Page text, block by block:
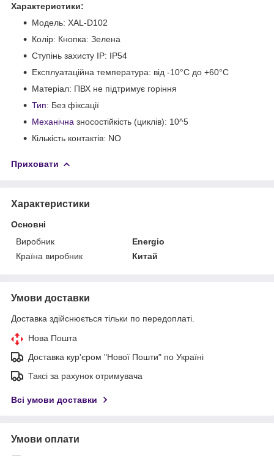
Характеристики:
Модель: XAL-D102
Колір: Кнопка: Зелена
Ступінь захисту IP: IP54
Експлуатаційна температура: від -10°C до +60°C
Матеріал: ПВХ не підтримує горіння
Тип: Без фіксації
Механічна зносостійкість (циклів): 10^5
Кількість контактів: NO
Приховати
Характеристики
Основні
Виробник
Energio
Країна виробник
Китай
Умови доставки
Доставка здійснюється тільки по передоплаті.
Нова Пошта
Доставка кур'єром "Нової Пошти" по Україні
Таксі за рахунок отримувача
Всі умови доставки
Умови оплати